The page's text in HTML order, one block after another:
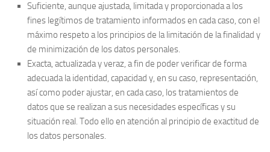
Suficiente, aunque ajustada, limitada y proporcionada a los
fines legítimos de tratamiento informados en cada caso, con el
máximo respeto a los principios de la limitación de la finalidad y
de minimización de los datos personales.
Exacta, actualizada y veraz, a fin de poder verificar de forma
adecuada la identidad, capacidad y, en su caso, representación,
así como poder ajustar, en cada caso, los tratamientos de
datos que se realizan a sus necesidades específicas y su
situación real. Todo ello en atención al principio de exactitud de
los datos personales.